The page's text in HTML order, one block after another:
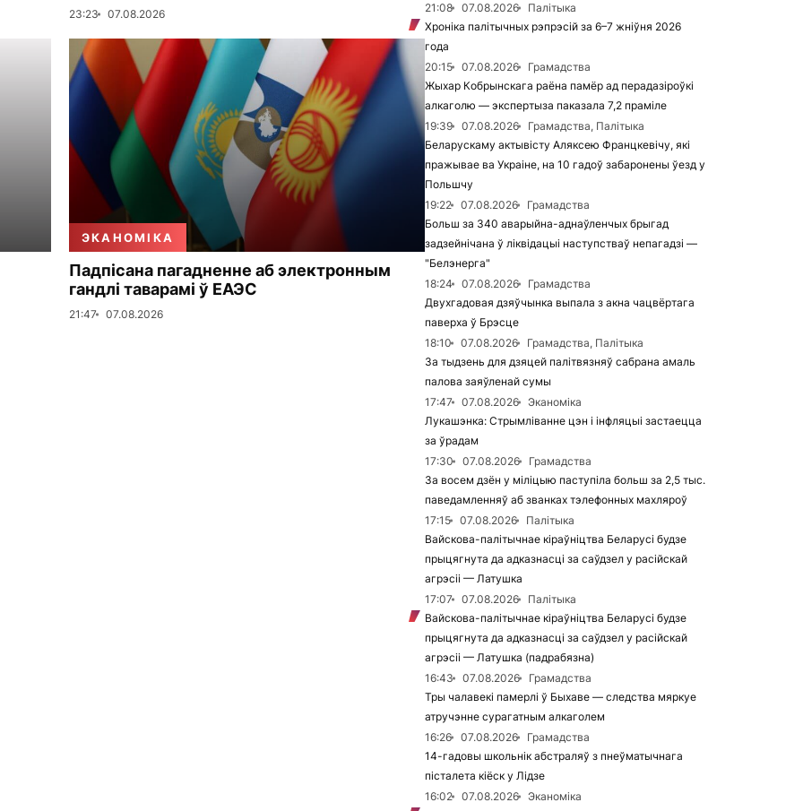
23:23 07.08.2026
ЭКАНОМІКА
Падпісана пагадненне аб электронным
гандлі таварамі ў ЕАЭС
21:47 07.08.2026
21:08
07.08.2026
Палітыка
Хроніка палітычных рэпрэсій за 6–7 жніўня 2026
года
20:15
07.08.2026
Грамадства
Жыхар Кобрынскага раёна памёр ад перадазіроўкі
алкаголю — экспертыза паказала 7,2 праміле
19:39
07.08.2026
Грамадства, Палітыка
Беларускаму актывісту Аляксею Францкевічу, які
пражывае ва Украіне, на 10 гадоў забаронены ўезд у
Польшчу
19:22
07.08.2026
Грамадства
Больш за 340 аварыйна-аднаўленчых брыгад
задзейнічана ў ліквідацыі наступстваў непагадзі —
"Белэнерга"
18:24
07.08.2026
Грамадства
Двухгадовая дзяўчынка выпала з акна чацвёртага
паверха ў Брэсце
18:10
07.08.2026
Грамадства, Палітыка
За тыдзень для дзяцей палітвязняў сабрана амаль
палова заяўленай сумы
17:47
07.08.2026
Эканоміка
Лукашэнка: Стрымліванне цэн і інфляцыі застаецца
за ўрадам
17:30
07.08.2026
Грамадства
За восем дзён у міліцыю паступіла больш за 2,5 тыс.
паведамленняў аб званках тэлефонных махляроў
17:15
07.08.2026
Палітыка
Вайскова-палітычнае кіраўніцтва Беларусі будзе
прыцягнута да адказнасці за саўдзел у расійскай
агрэсіі — Латушка
17:07
07.08.2026
Палітыка
Вайскова-палітычнае кіраўніцтва Беларусі будзе
прыцягнута да адказнасці за саўдзел у расійскай
агрэсіі — Латушка (падрабязна)
16:43
07.08.2026
Грамадства
Тры чалавекі памерлі ў Быхаве — следства мяркуе
атручэнне сурагатным алкаголем
16:26
07.08.2026
Грамадства
14-гадовы школьнік абстраляў з пнеўматычнага
пісталета кіёск у Лідзе
16:02
07.08.2026
Эканоміка